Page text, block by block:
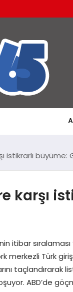
istikrarlı büyüme:
karşı
itibar
merkezli Türk
taçlandırarak
ABD’de